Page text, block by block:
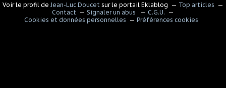
Voir le profil de Jean-Luc Doucet sur le portail Eklablog
Top articles
Contact
Signaler un abus
C.G.U.
Cookies et données personnelles
Préférences cookies